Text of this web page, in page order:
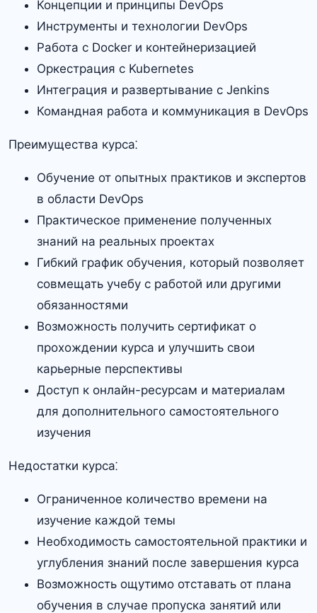
Концепции и принципы DevOps
Инструменты и технологии DevOps
Работа с Docker и контейнеризацией
Оркестрация с Kubernetes
Интеграция и развертывание с Jenkins
Командная работа и коммуникация в DevOps
Преимущества курса⁚
Обучение от опытных практиков и экспертов
в области DevOps
Практическое применение полученных
знаний на реальных проектах
Гибкий график обучения, который позволяет
совмещать учебу с работой или другими
обязанностями
Возможность получить сертификат о
прохождении курса и улучшить свои
карьерные перспективы
Доступ к онлайн-ресурсам и материалам
для дополнительного самостоятельного
изучения
Недостатки курса⁚
Ограниченное количество времени на
изучение каждой темы
Необходимость самостоятельной практики и
углубления знаний после завершения курса
Возможность ощутимо отставать от плана
обучения в случае пропуска занятий или